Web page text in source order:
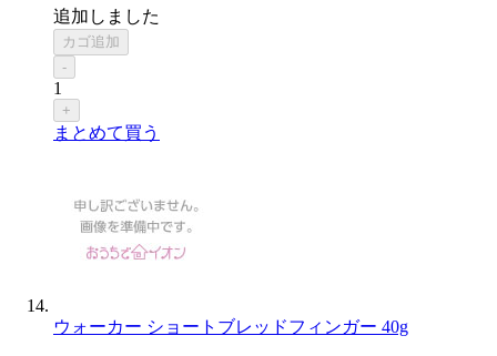
追加しました
カゴ追加
-
1
+
まとめて買う
ウォーカー ショートブレッドフィンガー 40g